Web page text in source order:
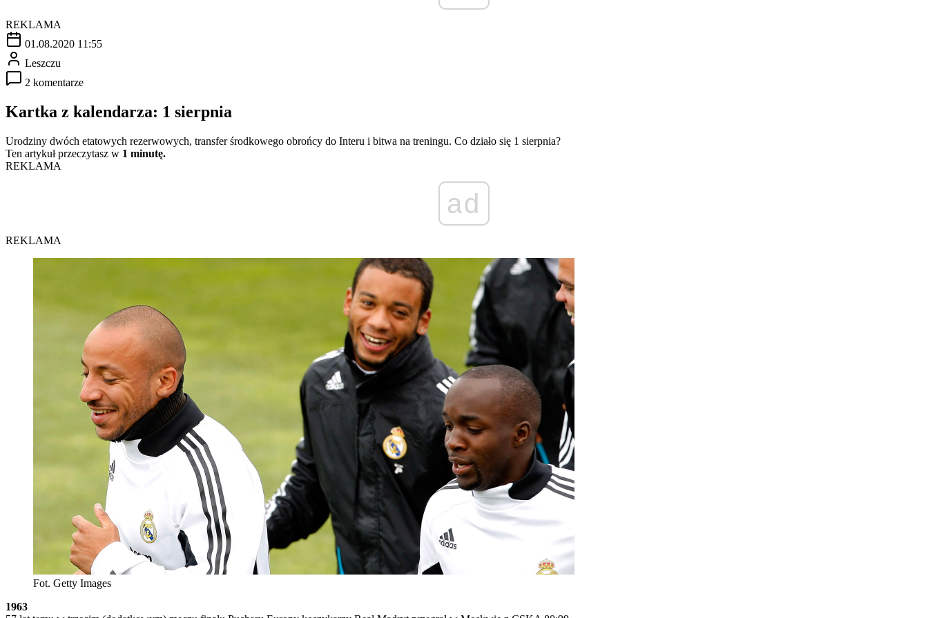
REKLAMA
01.08.2020 11:55
Leszczu
2 komentarze
Kartka z kalendarza: 1 sierpnia
Urodziny dwóch etatowych rezerwowych, transfer środkowego obrońcy do Interu i bitwa na treningu. Co działo się 1 sierpnia?
Ten artykuł przeczytasz w 1 minutę.
REKLAMA
ad
REKLAMA
Fot. Getty Images
1963